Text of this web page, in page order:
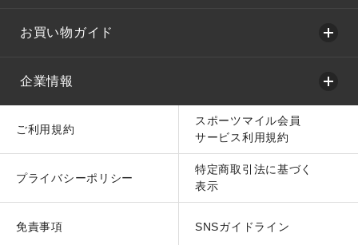
お買い物ガイド
企業情報
ご利用規約
スポーツマイル会員
サービス利用規約
プライバシーポリシー
特定商取引法に基づく
表示
免責事項 SNSガイドライン